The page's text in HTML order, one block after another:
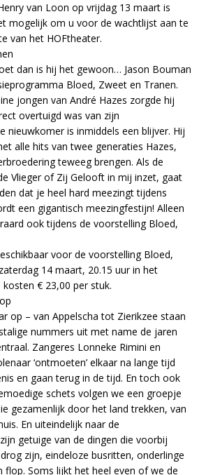
van Loon op vrijdag 13 maart is
mogelijk om u voor de wachtlijst aan te
van het HOFtheater.
dan is hij het gewoon… Jason Bouman
Bloed, Zweet en Tranen.
jongen van André Hazes zorgde hij
overtuigd was van zijn
nieuwkomer is inmiddels een blijver. Hij
alle hits van twee generaties Hazes,
teweeg brengen. Als de
Vlieger of Zij Gelooft in mij inzet, gaat
dat je heel hard meezingt tijdens
een gigantisch meezingfestijn! Alleen
ook tijdens de voorstelling Bloed,
voor de voorstelling Bloed,
14 maart, 20.15 uur in het
€ 23,00 per stuk.
op – van Appelscha tot Zierikzee staan
nummers uit met name de jaren
Zangeres Lonneke Rimini en
‘ontmoeten’ elkaar na lange tijd
en gaan terug in de tijd. En toch ook
schets volgen we een groepje
gezamenlijk door het land trekken, van
En uiteindelijk naar de
getuige van de dingen die voorbij
zijn, eindeloze busritten, onderlinge
Soms lijkt het heel even of we de